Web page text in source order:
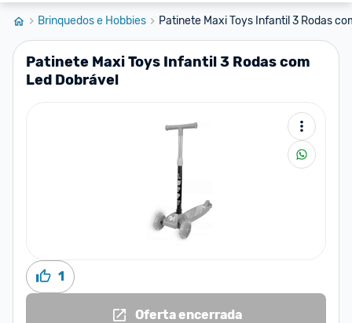
Brinquedos e Hobbies Patinete Maxi Toys Infantil 3 Rodas
Patinete Maxi Toys Infantil 3 Rodas com
Led Dobrável
1
Oferta encerrada